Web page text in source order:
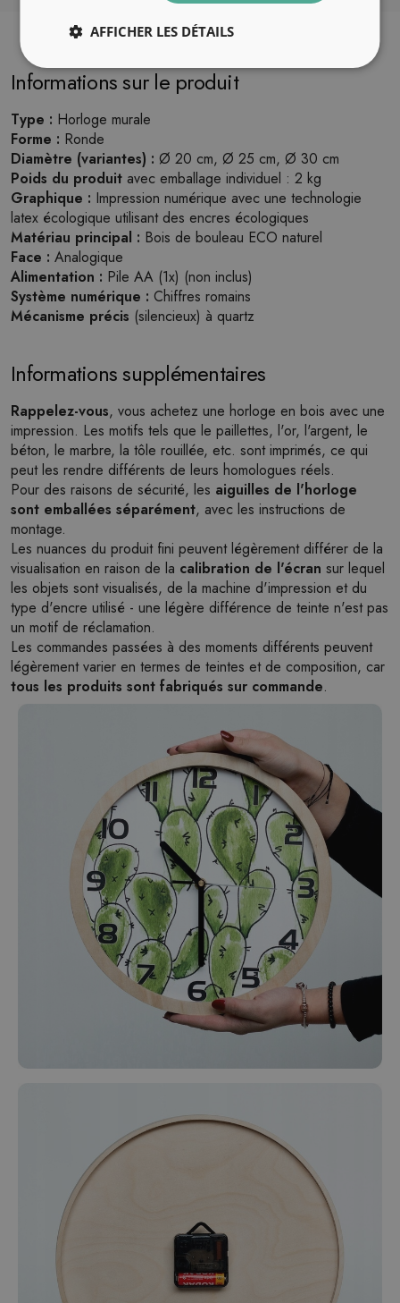
Informations sur le produit
Type : Horloge murale
Forme : Ronde
Diamètre (variantes) : Ø 20 cm, Ø 25 cm, Ø 30 cm
Poids du produit avec emballage individuel : 2 kg
Graphique : Impression numérique avec une technologie
latex écologique utilisant des encres écologiques
Matériau principal : Bois de bouleau ECO naturel
Face : Analogique
Alimentation : Pile AA (1x) (non inclus)
Système numérique : Chiffres romains
Mécanisme précis (silencieux) à quartz
Informations supplémentaires
Rappelez-vous, vous achetez une horloge en bois avec une
impression. Les motifs tels que le paillettes, l'or, l'argent, le
béton, le marbre, la tôle rouillée, etc. sont imprimés, ce qui
peut les rendre différents de leurs homologues réels.
Pour des raisons de sécurité, les aiguilles de l'horloge
sont emballées séparément, avec les instructions de
montage.
Les nuances du produit fini peuvent légèrement différer de la
visualisation en raison de la calibration de l'écran sur lequel
les objets sont visualisés, de la machine d'impression et du
type d'encre utilisé - une légère différence de teinte n'est pas
un motif de réclamation.
Les commandes passées à des moments différents peuvent
légèrement varier en termes de teintes et de composition, car
tous les produits sont fabriqués sur commande.
AFFICHER LES DÉTAILS